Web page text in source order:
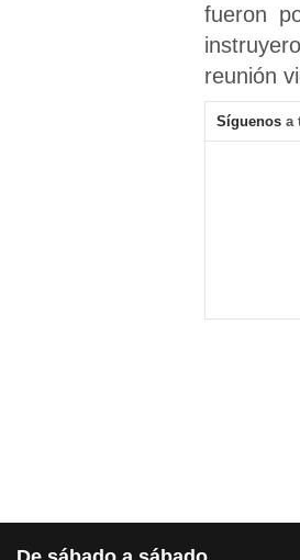
fueron
reunión
Síguenos a